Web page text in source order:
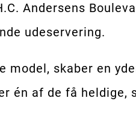
Andersens
udeservering.
skaber en
én af de få